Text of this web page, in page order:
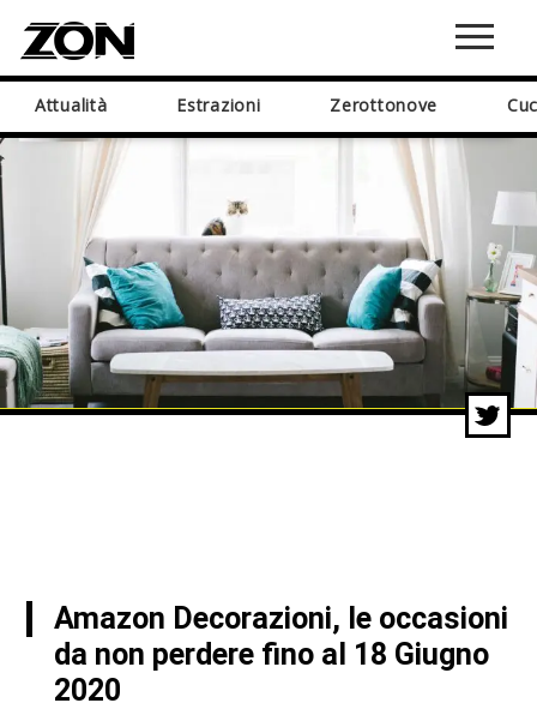
Attualità Estrazioni Zerottonove
Amazon Decorazioni, le occasioni
da non perdere fino al 18 Giugno
2020